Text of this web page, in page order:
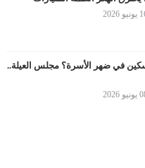
2026
في ضهر الأسرة؟ مجلس العيلة..
2026